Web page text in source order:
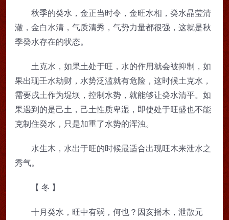
秋季的癸水，金正当时令，金旺水相，癸水晶莹清
澈，金白水清，气质清秀，气势力量都很强，这就是秋
季癸水存在的状态。
土克水，如果土处于旺，水的作用就会被抑制，如
果出现壬水劫财，水势泛滥就有危险，这时候土克水，
需要戌土作为堤坝，控制水势，就能够让癸水清平。如
果遇到的是己土，己土性质卑湿，即使处于旺盛也不能
克制住癸水，只是加重了水势的浑浊。
水生木，水出于旺的时候最适合出现旺木来泄水之
秀气。
【 冬 】
十月癸水，旺中有弱，何也？因亥摇木，泄散元